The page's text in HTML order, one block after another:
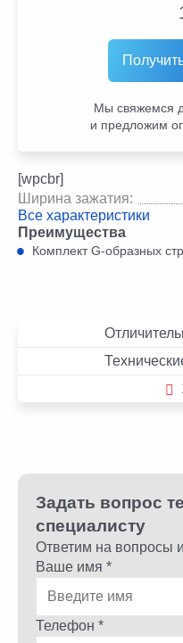
Мы свяжемся
и предложим
[wpcbr]
Ширина зажатия:
Все характеристики
Преимущества
Комплект G-образных
Задать вопрос
специалисту
Ответим на вопросы
Ваше имя *
Телефон *